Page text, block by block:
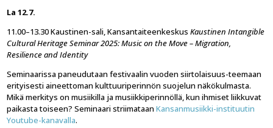
La 12.7.
11.00–13.30 Kaustinen-sali, KansantaiteenkeskusKaustinen Intangible
Cultural Heritage Seminar 2025: Music on the Move – Migration,
Resilience and Identity
Seminaarissa paneudutaan festivaalin vuoden siirtolaisuus-teemaan
erityisesti aineettoman kulttuuriperinnön suojelun näkökulmasta.
Mikä merkitys on musiikilla ja musiikkiperinnöllä, kun ihmiset liikkuvat
paikasta toiseen? Seminaari striimataanKansanmusiikki-instituutin
Youtube-kanavalla.